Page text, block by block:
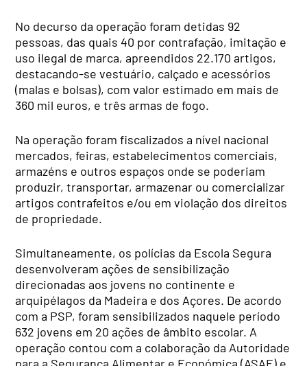
No decurso da operação foram detidas 92
pessoas, das quais 40 por contrafação, imitação e
uso ilegal de marca, apreendidos 22.170 artigos,
destacando-se vestuário, calçado e acessórios
(malas e bolsas), com valor estimado em mais de
360 mil euros, e três armas de fogo.
Na operação foram fiscalizados a nível nacional
mercados, feiras, estabelecimentos comerciais,
armazéns e outros espaços onde se poderiam
produzir, transportar, armazenar ou comercializar
artigos contrafeitos e/ou em violação dos direitos
de propriedade.
Simultaneamente, os polícias da Escola Segura
desenvolveram ações de sensibilização
direcionadas aos jovens no continente e
arquipélagos da Madeira e dos Açores. De acordo
com a PSP, foram sensibilizados naquele período
632 jovens em 20 ações de âmbito escolar. A
operação contou com a colaboração da Autoridade